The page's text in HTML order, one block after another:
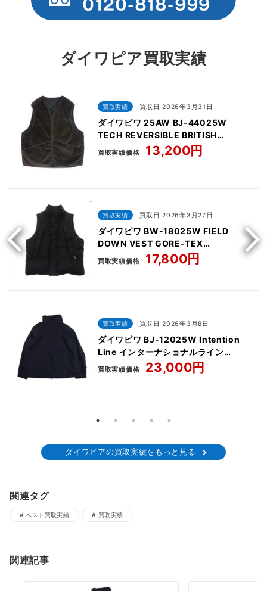
ダイワピア買取実績
買取実績 買取日 2026年3月31日
ダイワピワ 25AW BJ-44025W
TECH REVERSIBLE BRITISH
HUNTER FUR VEST
買取実績価格 13,200円
買取実績 買取日 2026年3月27日
ダイワピワ BW-18025W FIELD
DOWN VEST GORE-TEX
WINDSTOPPER
買取実績価格 17,800円
買取実績 買取日 2026年3月8日
ダイワピワ BJ-12025W Intention
Line インターナショナルライン
WINDSTOPPER TECH
WINDBREAKER JACKET
買取実績価格 23,000円
ダイワピアの買取実績をもっと見る
関連タグ
ベスト買取実績 買取実績
関連記事